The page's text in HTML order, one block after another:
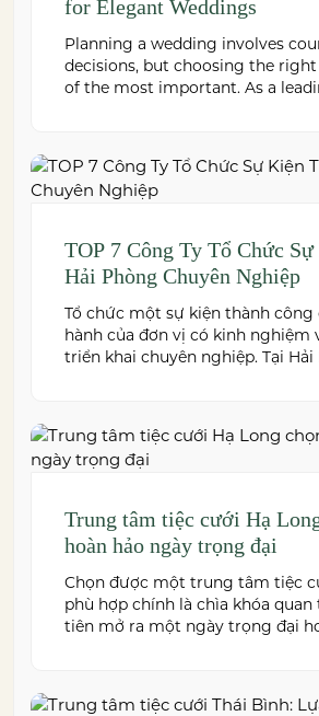
for Elegant Weddings
Planning a wedding involves
decisions, but choosing the right
of the most important. As a
premium cuisine prepared under
22000:2018 food safety
and dedicated event support to
TOP 7 Công Ty Tổ Chức
Hải Phòng Chuyên Nghiệp
Tổ chức một sự kiện thành công
hành của đơn vị có kinh nghiệm
triển khai chuyên nghiệp. Tại
Trung tâm tiệc cưới Hạ
hoàn hảo ngày trọng đại
Chọn được một trung tâm tiệc
phù hợp chính là chìa khóa
tiên mở ra một ngày trọng đại